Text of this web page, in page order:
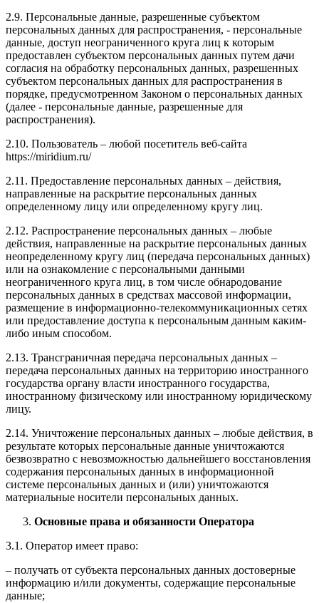
2.9. Персональные данные, разрешенные субъектом
персональных данных для распространения, - персональные
данные, доступ неограниченного круга лиц к которым
предоставлен субъектом персональных данных путем дачи
согласия на обработку персональных данных, разрешенных
субъектом персональных данных для распространения в
порядке, предусмотренном Законом о персональных данных
(далее - персональные данные, разрешенные для
распространения).
2.10. Пользователь – любой посетитель веб-сайта
https://miridium.ru/
2.11. Предоставление персональных данных – действия,
направленные на раскрытие персональных данных
определенному лицу или определенному кругу лиц.
2.12. Распространение персональных данных – любые
действия, направленные на раскрытие персональных данных
неопределенному кругу лиц (передача персональных данных)
или на ознакомление с персональными данными
неограниченного круга лиц, в том числе обнародование
персональных данных в средствах массовой информации,
размещение в информационно-телекоммуникационных сетях
или предоставление доступа к персональным данным каким-
либо иным способом.
2.13. Трансграничная передача персональных данных –
передача персональных данных на территорию иностранного
государства органу власти иностранного государства,
иностранному физическому или иностранному юридическому
лицу.
2.14. Уничтожение персональных данных – любые действия, в
результате которых персональные данные уничтожаются
безвозвратно с невозможностью дальнейшего восстановления
содержания персональных данных в информационной
системе персональных данных и (или) уничтожаются
материальные носители персональных данных.
Основные права и обязанности Оператора
3.1. Оператор имеет право:
– получать от субъекта персональных данных достоверные
информацию и/или документы, содержащие персональные
данные;